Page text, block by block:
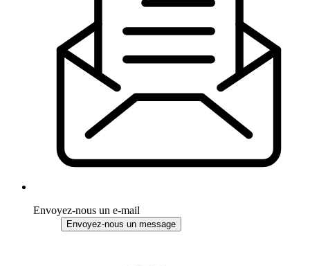
Envoyez-nous un e-mail
Envoyez-nous un message